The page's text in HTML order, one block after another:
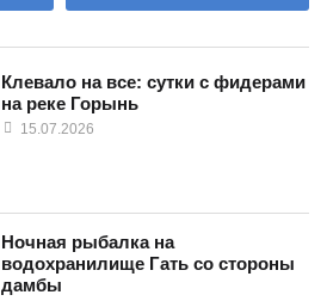
Клевало на все: сутки с фидерами
на реке Горынь
15.07.2026
Ночная рыбалка на
водохранилище Гать со стороны
дамбы